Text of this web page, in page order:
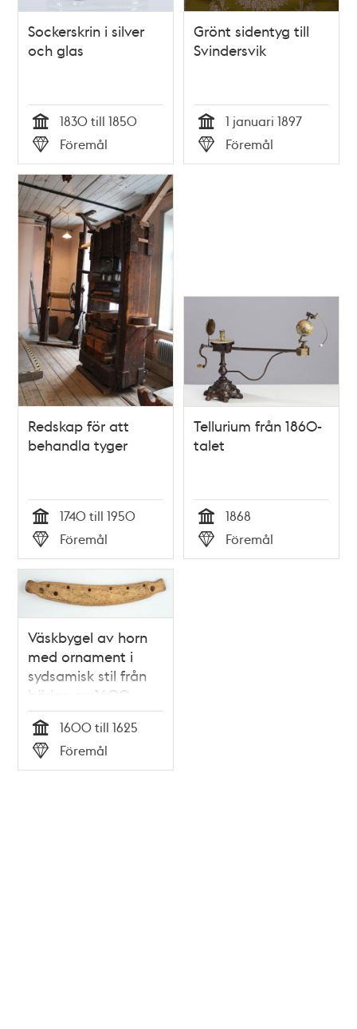
Sockerskrin i silver
och glas
Tid
1830 till 1850
Typ
Föremål
Grönt sidentyg till
Svindersvik
Tid
1 januari 1897
Typ
Föremål
Redskap för att
behandla tyger
Tid
1740 till 1950
Typ
Föremål
Tellurium från 1860-
talet
Tid
1868
Typ
Föremål
Väskbygel av horn
med ornament i
sydsamisk stil från
början av 1600-
talet
Tid
1600 till 1625
Typ
Föremål